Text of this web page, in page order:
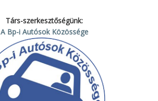
Társ-szerkesztőségünk:
A Bp-i Autósok Közössége